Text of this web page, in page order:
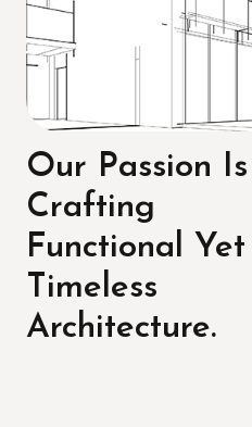
Our Passion Is
Crafting
Functional Yet
Timeless
Architecture.